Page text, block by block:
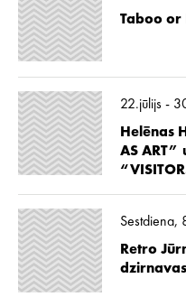
Taboo or
22.jūlijs -
Helēnas
AS ART”
Sestdiena,
Retro